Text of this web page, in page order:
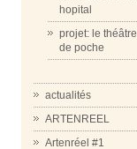
hopital
projet: le théâtre
de poche
actualités
ARTENREEL
Artenréel #1